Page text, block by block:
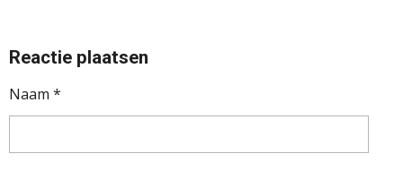
Reactie plaatsen
Naam *